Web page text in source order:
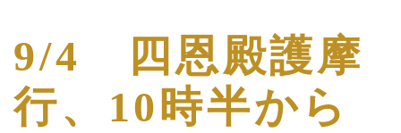
9/4 四恩殿護摩
行、10時半から